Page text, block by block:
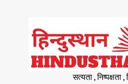
content
सत्यता , निष्पक्षता